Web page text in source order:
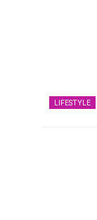
LIFESTYLE